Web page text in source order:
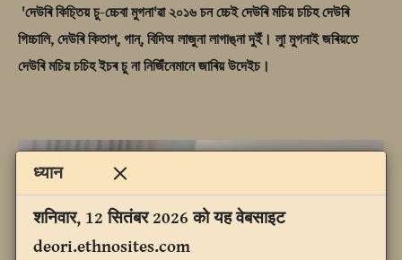
'দেউৰি কিচ‍্তিয় চু-চ্চেবা মুগনা'ৱা ২০১৬ চন চ্চেই দেউৰি মচিয় চচিহ দেউৰি
গিচ্চালি, দেউৰি কিতাপ্, গান্, বিদিঅ লাজুনা লাগাঙ‍্না দ‍ুইঁ। লাু মুগনাই জৰিয়তে
দেউৰি মচিয় চচিহ ইচৰ চু না নিজিঁনেমানে জাৰিয় উদেইচ।
ध्यान
शनिवार, 12 सितंबर 2026 को यह वेबसाइट
deori.ethnosites.com